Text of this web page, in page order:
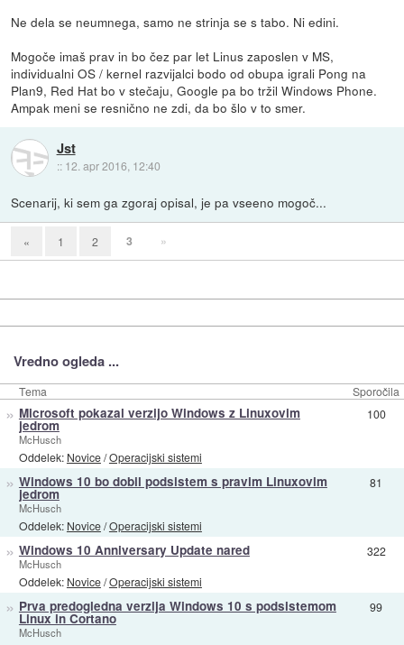
Ne dela se neumnega, samo ne strinja se s tabo. Ni edini.
Mogoče imaš prav in bo čez par let Linus zaposlen v MS,
individualni OS / kernel razvijalci bodo od obupa igrali Pong na
Plan9, Red Hat bo v stečaju, Google pa bo tržil Windows Phone.
Ampak meni se resnično ne zdi, da bo šlo v to smer.
Jst
:: 12. apr 2016, 12:40
Scenarij, ki sem ga zgoraj opisal, je pa vseeno mogoč...
« 1 2 3 »
Vredno ogleda ...
Tema Sporočila
» Microsoft pokazal verzijo Windows z Linuxovim
jedrom
McHusch
Oddelek: Novice/Operacijski sistemi
100
» Windows 10 bo dobil podsistem s pravim Linuxovim
jedrom
McHusch
Oddelek: Novice/Operacijski sistemi
81
» Windows 10 Anniversary Update nared
McHusch
Oddelek: Novice/Operacijski sistemi
322
» Prva predogledna verzija Windows 10 s podsistemom
Linux in Cortano
McHusch
99